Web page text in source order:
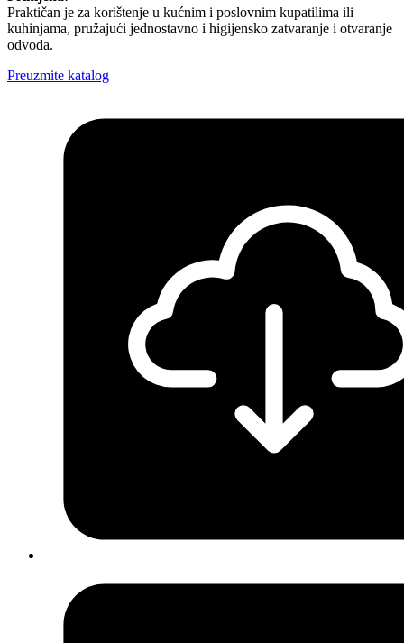
Praktičan je za korištenje u kućnim i poslovnim kupatilima ili
kuhinjama, pružajući jednostavno i higijensko zatvaranje i otvaranje
odvoda.
Preuzmite katalog